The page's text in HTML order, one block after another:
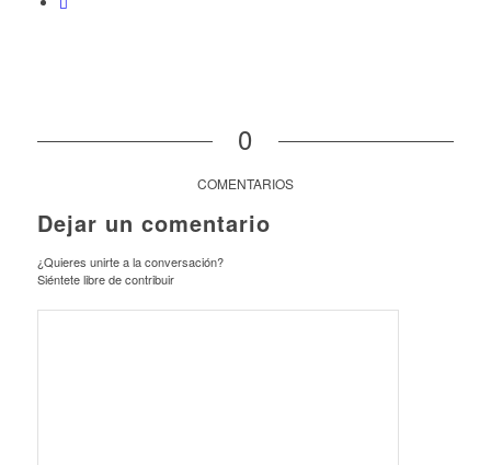
0
COMENTARIOS
Dejar un comentario
¿Quieres unirte a la conversación?
Siéntete libre de contribuir